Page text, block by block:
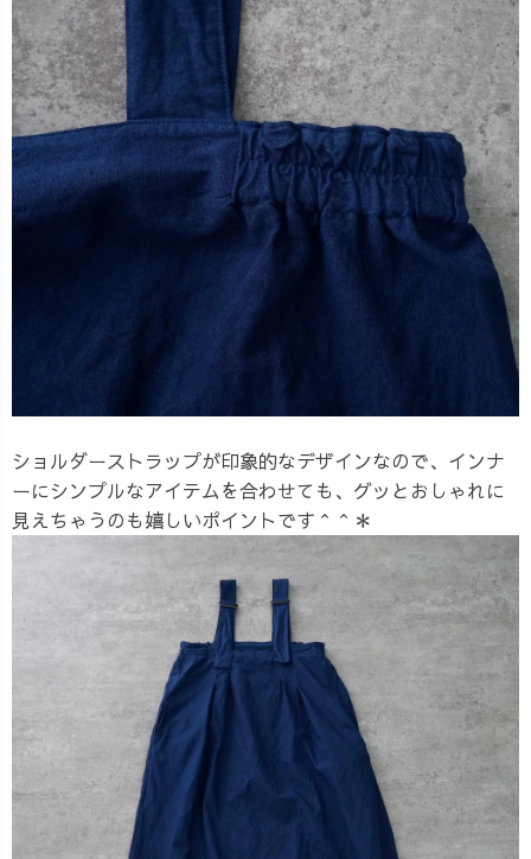
ショルダーストラップが印象的なデザインなので、インナ
ーにシンプルなアイテムを合わせても、グッとおしゃれに
見えちゃうのも嬉しいポイントです＾＾＊